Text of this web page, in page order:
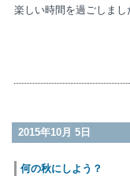
楽しい時間を過ごしまし
池
2015年10月 5日
何の秋にしよう？